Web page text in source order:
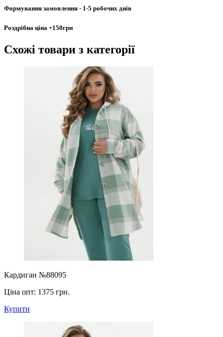
Формування замовлення - 1-5 робочих днів
Роздрібна ціна +150грн
Схожі товари з категорії
Кардиган №88095
Ціна опт: 1375 грн.
Купити